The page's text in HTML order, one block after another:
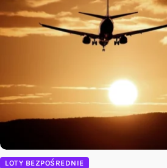
LOTY BEZPOŚREDNIE